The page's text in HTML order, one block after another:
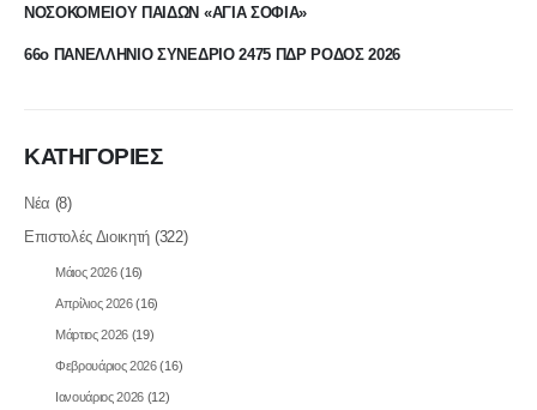
ΝΟΣΟΚΟΜΕΙΟΥ ΠΑΙΔΩΝ «ΑΓΙΑ ΣΟΦΙΑ»
66ο ΠΑΝΕΛΛΗΝΙΟ ΣΥΝΕΔΡΙΟ 2475 ΠΔΡ ΡΟΔΟΣ 2026
ΚΑΤΗΓΟΡΙΕΣ
Νέα (8)
Επιστολές Διοικητή (322)
Μάιος 2026(16)
Απρίλιος 2026(16)
Μάρτιος 2026 (19)
Φεβρουάριος 2026(16)
Ιανουάριος 2026 (12)